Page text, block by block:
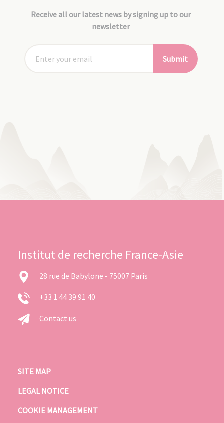
Receive all our latest news by signing up to our
newsletter
Submit
Institut de recherche France-Asie
28 rue de Babylone - 75007 Paris
+33 1 44 39 91 40
Contact us
SITE MAP
LEGAL NOTICE
COOKIE MANAGEMENT